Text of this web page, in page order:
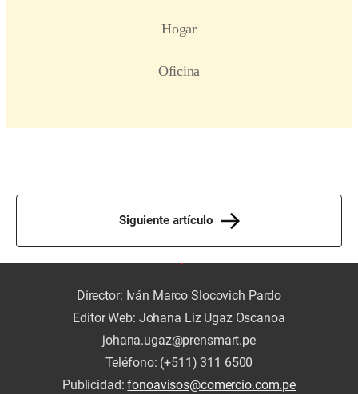
Siguiente artículo
Director: Iván Marco Slocovich Pardo
Editor Web: Johana Liz Ugaz Oscanoa
johana.ugaz@prensmart.pe
Teléfono: (+511) 311 6500
Publicidad:fonoavisos@comercio.com.pe